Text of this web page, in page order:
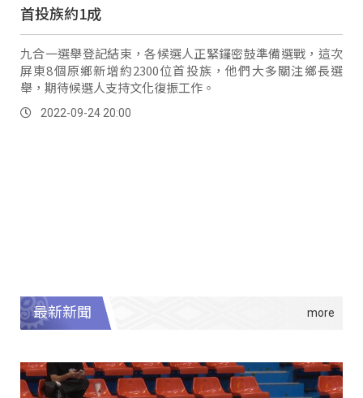
首投族約1成
九合一選舉登記結束，各候選人正緊鑼密鼓準備選戰，這次
屏東8個原鄉新增約2300位首投族，他們大多關注鄉長選
舉，期待候選人支持文化復振工作。
2022-09-24 20:00
最新新聞